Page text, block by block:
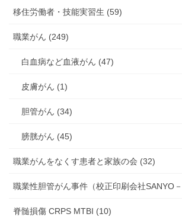
移住労働者・技能実習生 (59)
職業がん (249)
白血病など血液がん (47)
皮膚がん (1)
胆管がん (34)
膀胱がん (45)
職業がんをなくす患者と家族の会 (32)
職業性胆管がん事件（校正印刷会社SANYO
脊髄損傷 CRPS MTBI (10)